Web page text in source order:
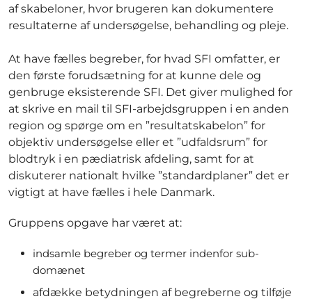
af skabeloner, hvor brugeren kan dokumentere
resultaterne af undersøgelse, behandling og pleje.
At have fælles begreber, for hvad SFI omfatter, er
den første forudsætning for at kunne dele og
genbruge eksisterende SFI. Det giver mulighed for
at skrive en mail til SFI-arbejdsgruppen i en anden
region og spørge om en ”resultatskabelon” for
objektiv undersøgelse eller et ”udfaldsrum” for
blodtryk i en pædiatrisk afdeling, samt for at
diskuterer nationalt hvilke ”standardplaner” det er
vigtigt at have fælles i hele Danmark.
Gruppens opgave har været at:
indsamle begreber og termer indenfor sub-
domænet
afdække betydningen af begreberne og tilføje